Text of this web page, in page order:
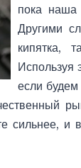
пока наша
Другими
кипятка,
Используя
если
сильнее, и